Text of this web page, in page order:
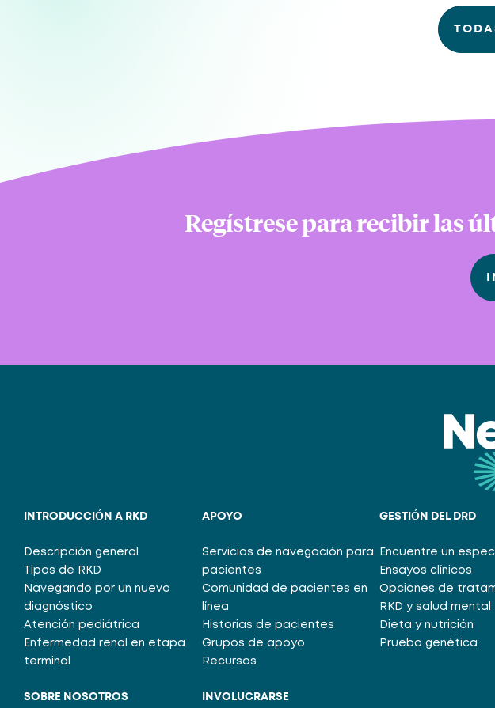
Regístrese para recibir las
INTRODUCCIÓN A RKD
Descripción general
Tipos de RKD
Navegando por un nuevo
diagnóstico
Atención pediátrica
Enfermedad renal en etapa
terminal
APOYO
Servicios de navegación para
pacientes
Comunidad de pacientes en
línea
Historias de pacientes
Grupos de apoyo
Recursos
GESTIÓN DEL DRD
Encuentre un
Ensayos clínicos
Opciones de
RKD y salud mental
Dieta y nutrición
Prueba genética
SOBRE NOSOTROS INVOLUCRARSE